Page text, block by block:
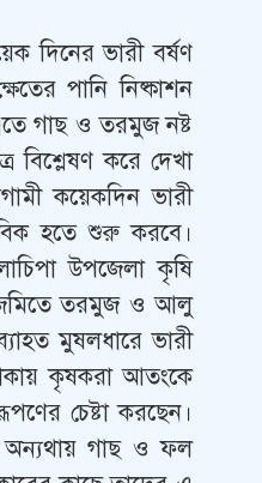
দিনের ভারী বর্ষণ
পানি নিষ্কাশন
গাছ ও তরমুজ নষ্ট
বিশ্লেষণ করে দেখা
কয়েকদিন ভারী
হতে শুরু করবে।
উপজেলা কৃষি
জমিতে তরমুজ ও আলু
মুষলধারে ভারী
কৃষকরা আতংকে
চেষ্টা করছেন।
অন্যথায় গাছ ও ফল